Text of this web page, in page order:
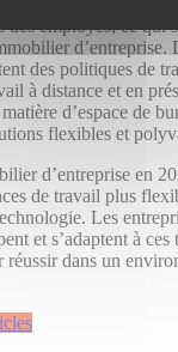
des employés, ce qui
d’entreprise.
des politiques de
à distance et en
d’espace de
flexibles et
d’entreprise en
de travail plus
Les
et s’adaptent à ces
dans un